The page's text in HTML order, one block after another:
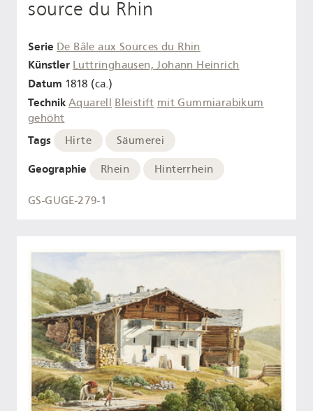
source du Rhin
Serie De Bâle aux Sources du Rhin
Künstler Luttringhausen, Johann Heinrich
Datum 1818 (ca.)
Technik Aquarell Bleistift mit Gummiarabikum
gehöht
Tags Hirte Säumerei
Geographie Rhein Hinterrhein
GS-GUGE-279-1